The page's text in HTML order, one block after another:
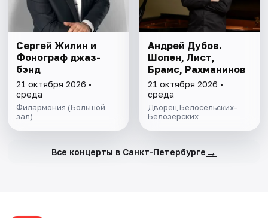
Сергей Жилин и
Фонограф джаз-
бэнд
21 октября 2026 •
среда
Филармония (Большой
зал)
Андрей Дубов.
Шопен, Лист,
Брамс, Рахманинов
21 октября 2026 •
среда
Дворец Белосельских-
Белозерских
Все концерты в Санкт-Петербурге →